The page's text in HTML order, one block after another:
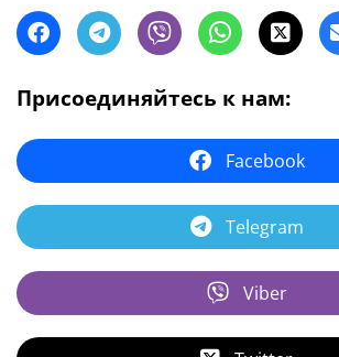
Присоединяйтесь к нам:
Facebook
Telegram
Viber